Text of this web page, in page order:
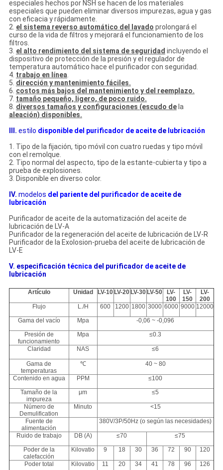
especiales hechos por NSH se hacen de los materiales
especiales que pueden eliminar diversos impurezas, agua y gas
con eficacia y rápidamente.
2. el sistema reverso automático del lavado prolongará el
curso de la vida de filtros y mejorará el funcionamiento de los
filtros.
3. el alto rendimiento del sistema de seguridad incluyendo el
dispositivo de protección de la presión y el regulador de
temperatura automático hace el purificador con seguridad.
4. trabajo en línea.
5. dirección y mantenimiento fáciles.
6. costos más bajos del mantenimiento y del reemplazo.
7. tamaño pequeño, ligero, de poco ruido.
8. diversos tamaños y configuraciones (escudo dela
aleación) disponibles.
III. estilo disponibledel purificador deaceite de lubricación
1. Tipo de la fijación, tipo móvil con cuatro ruedas y tipo móvil
con el remolque.
2. Tipo normal del aspecto, tipo de la estante-cubierta y tipo a
prueba de explosiones.
3. Disponible en diverso color.
IV. modelos del pariente del purificador de aceite de
lubricación
Purificador de aceite de la automatización del aceite de
lubricación de LV-A
Purificador de la regeneración del aceite de lubricación de LV-R
Purificador de la Exolosion-prueba del aceite de lubricación de
LV-E
V. especificación técnica del purificador de aceite de
lubricación
Artículo Unidad LV-10 LV-20 LV-30 LV-50
LV-
100
LV-
150
LV-
200
Flujo
L./H 600 1200 1800 3000 6000 9000 12000
Gama del vacío
Mpa
-0,06 ~ -0,096
Presión de
funcionamiento
Mpa ≤0.3
Claridad NAS ≤6
Gama de
temperaturas
℃ 40 ~ 80
Contenido en agua PPM
≤100
Tamaño de la
impureza
μm ≤5
Número de
Demulification
Minuto <15
Fuente de
alimentación
380V/3P/50Hz (o según las necesidades)
Ruido de trabajo DB (A) ≤70
≤75
Poder de la
calefacción
Kilovatio 9 18 30 36 72 90 120
Poder total Kilovatio 11 20 34 41 78 96
126